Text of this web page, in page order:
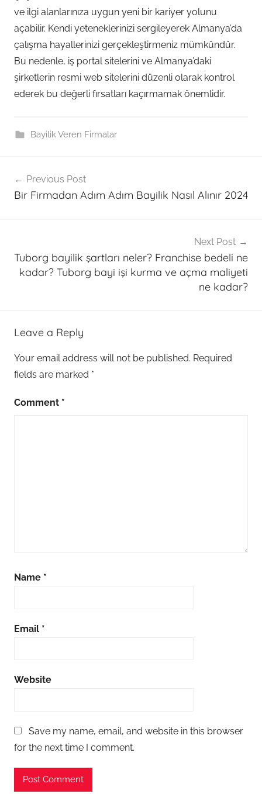
ve ilgi alanlarınıza uygun yeni bir kariyer yolunu
açabilir. Kendi yeteneklerinizi sergileyerek Almanya’da
çalışma hayallerinizi gerçekleştirmeniz mümkündür.
Bu nedenle, iş portal sitelerini ve Almanya’daki
şirketlerin resmi web sitelerini düzenli olarak kontrol
ederek bu değerli fırsatları kaçırmamak önemlidir.
Bayilik Veren Firmalar
navigation
Previous Post
Bir Firmadan Adım Adım Bayilik Nasıl Alınır 2024
Next Post
Tuborg bayilik şartları neler? Franchise bedeli ne
kadar? Tuborg bayi işi kurma ve açma maliyeti
ne kadar?
Leave a Reply
Your email address will not be published. Required
fields are marked *
Comment *
Name *
Email *
Website
Save my name, email, and website in this browser
for the next time I comment.